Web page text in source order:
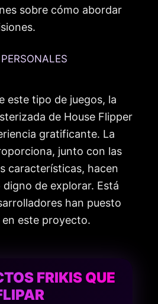
sobre cómo abordar
este tipo de juegos, la
de House Flipper
gratificante. La
junto con las
características, hacen
de explorar. Está
han puesto
este proyecto.
FRIKIS QUE